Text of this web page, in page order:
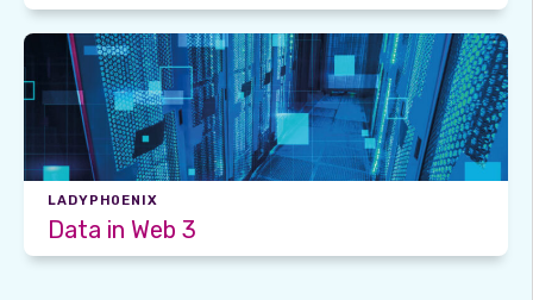
LADYPH0ENIX
Data in Web 3